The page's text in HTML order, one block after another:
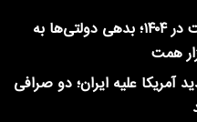
رکوردزنی بدهی دولت در ۱۴۰۴؛ بدهی دولتی‌ها به
علیه ایران؛ دو صرافی